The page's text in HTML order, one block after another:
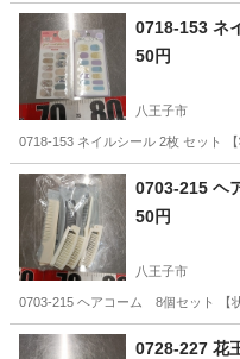
東京 八王子市 ボディケア
0718-153 ネ
50円
八王子市
0718-153 ネイルシール 2枚 セット
東京 八王子市 0703-215 ヘ
50円
八王子市
0703-215 ヘアコーム 8個セット 【
東京 八王子市 ヘアケア
0728-227 花